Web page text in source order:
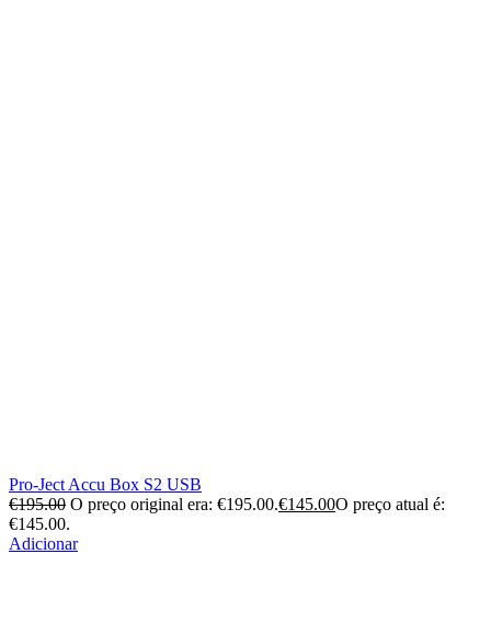
Pro-Ject Accu Box S2 USB
€195.00 O preço original era: €195.00.€145.00O preço atual é:
€145.00.
Adicionar